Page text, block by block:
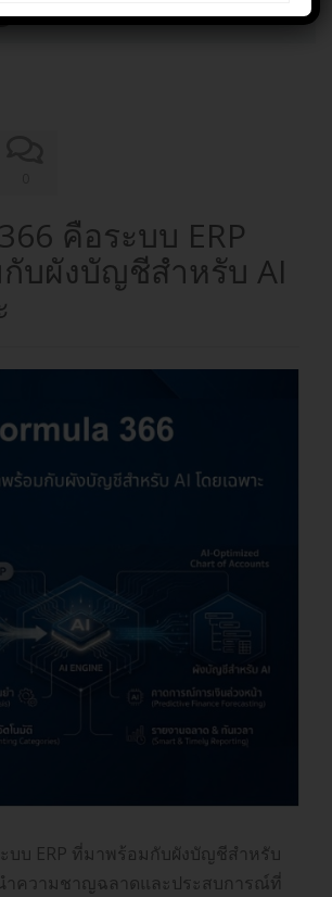
คือระบบ ERP
บผังบัญชีสำหรับ AI
บบ ERP ที่มาพร้อมกับผังบัญชีสำหรับ
ำความชาญฉลาดและประสบการณ์ที่